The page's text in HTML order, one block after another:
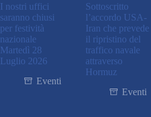
I nostri uffici
saranno chiusi
per festività
nazionale
Martedì 28
Luglio 2026
Eventi
Sottoscritto
l’accordo USA-
Iran che prevede
il ripristino del
traffico navale
attraverso
Hormuz
Eventi